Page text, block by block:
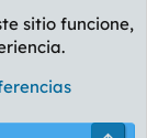
sitio funcione,